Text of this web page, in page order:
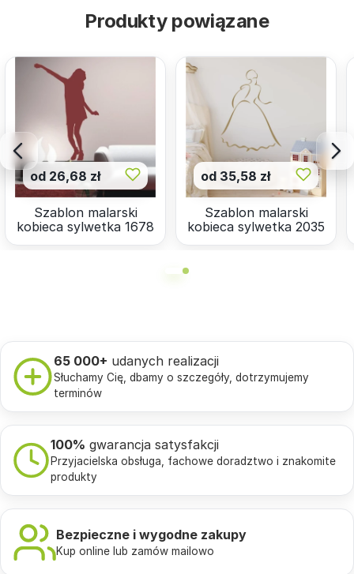
Produkty powiązane
od 26,68 zł
Szablon malarski
kobieca sylwetka 1678
od 35,58 zł
Szablon malarski
kobieca sylwetka 2035
65 000+ udanych realizacji
Słuchamy Cię, dbamy o szczegóły, dotrzymujemy
terminów
100% gwarancja satysfakcji
Przyjacielska obsługa, fachowe doradztwo i znakomite
produkty
Bezpieczne i wygodne zakupy
Kup online lub zamów mailowo